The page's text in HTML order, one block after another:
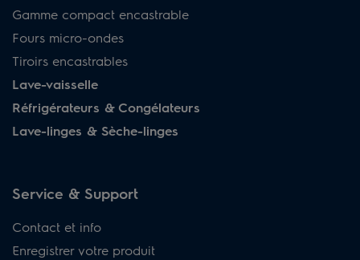
Gamme compact encastrable
Fours micro-ondes
Tiroirs encastrables
Lave-vaisselle
Réfrigérateurs & Congélateurs
Lave-linges & Sèche-linges
Service & Support
Contact et info
Enregistrer votre produit